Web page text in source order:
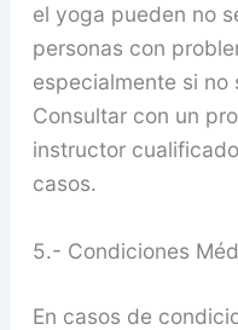
el yoga pueden no
personas con
especialmente si no
Consultar con un
instructor
casos.
5.- Condiciones
En casos de